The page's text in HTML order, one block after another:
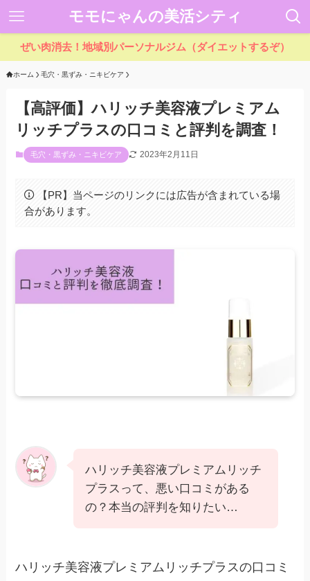
モモにゃんの美活シティ
ぜい肉消去！地域別パーソナルジム（ダイエットするぞ）
ホーム 毛穴・黒ずみ・ニキビケア
【高評価】ハリッチ美容液プレミアム
リッチプラスの口コミと評判を調査！
毛穴・黒ずみ・ニキビケア 2023年2月11日
【PR】当ページのリンクには広告が含まれている場
合があります。
ハリッチ美容液プレミアムリッチ
プラスって、悪い口コミがある
の？本当の評判を知りたい…
ハリッチ美容液プレミアムリッチプラスの口コミ